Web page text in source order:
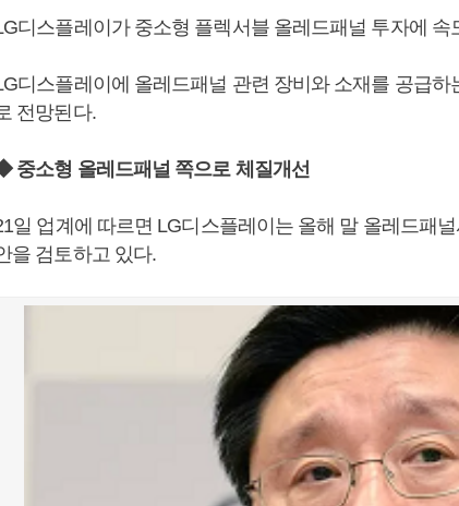
디스플레이가 중소형 플렉서블 올레드패널 투자에 속
디스플레이에 올레드패널 관련 장비와 소재를 공급
전망된다.
중소형 올레드패널 쪽으로 체질개선
일 업계에 따르면 LG디스플레이는 올해 말 올레드패
을 검토하고 있다.